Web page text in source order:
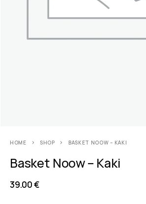
HOME SHOP BASKET NOOW – KAKI
Basket Noow – Kaki
39.00€